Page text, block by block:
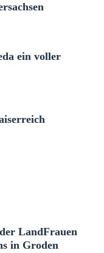
ein voller
LandFrauen
in Groden